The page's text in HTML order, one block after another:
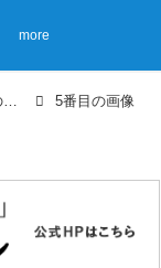
more
【画像ギャラリー】バンライフ大学生が作ったイケア雑貨の車中泊スタイル 5番目の画像